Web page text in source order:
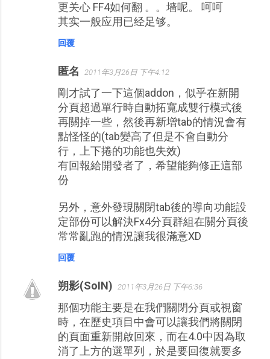
更关心 FF4如何翻 。。墙呢。 呵呵
其实一般应用已经足够。
回覆
匿名 2011年3月26日 下午4:12
剛才試了一下這個addon，似乎在新開
分頁超過單行時自動拓寬成雙行模式後
再關掉一些，然後再新增tab的情況會有
點怪怪的(tab變高了但是不會自動分
行，上下捲的功能也失效)
有回報給開發者了，希望能夠修正這部
份
另外，意外發現關閉tab後的導向功能設
定部份可以解決Fx4分頁群組在關分頁後
常常亂跑的情況讓我很滿意XD
回覆
朔影(SoIN) 2011年3月26日 下午6:36
那個功能主要是在我們關閉分頁或視窗
時，在歷史項目中會可以讓我們將關閉
的頁面重新開啟回來，而在4.0中因為取
消了上方的選單列，於是要回復就要多